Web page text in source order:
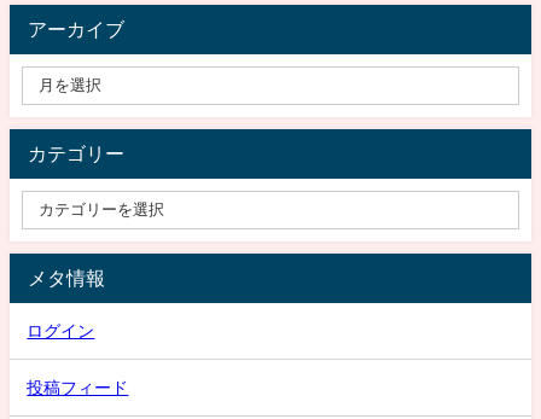
アーカイブ
カテゴリー
メタ情報
ログイン
投稿フィード